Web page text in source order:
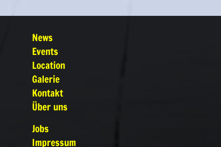
News
Events
Location
Galerie
Kontakt
Über uns
Jobs
Impressum